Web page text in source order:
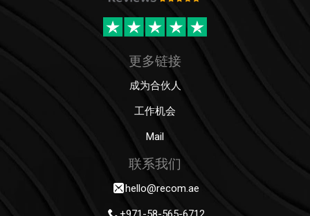
更多链接
成为合伙人
工作机会
Mail
联系我们
hello@recom.ae